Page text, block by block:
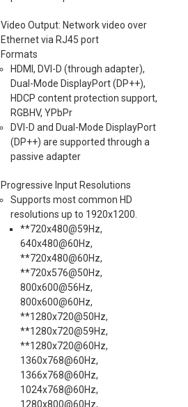
Video Output: Network video over
Ethernet via RJ45 port
Formats
HDMI, DVI-D (through adapter),
Dual-Mode DisplayPort (DP++),
HDCP content protection support,
RGBHV, YPbPr
DVI-D and Dual-Mode DisplayPort
(DP++) are supported through a
passive adapter
Progressive Input Resolutions
Supports most common HD
resolutions up to 1920x1200.
**720x480@59Hz,
640x480@60Hz,
**720x480@60Hz,
**720x576@50Hz,
800x600@56Hz,
800x600@60Hz,
**1280x720@50Hz,
**1280x720@59Hz,
**1280x720@60Hz,
1360x768@60Hz,
1366x768@60Hz,
1024x768@60Hz,
1280x800@60Hz,